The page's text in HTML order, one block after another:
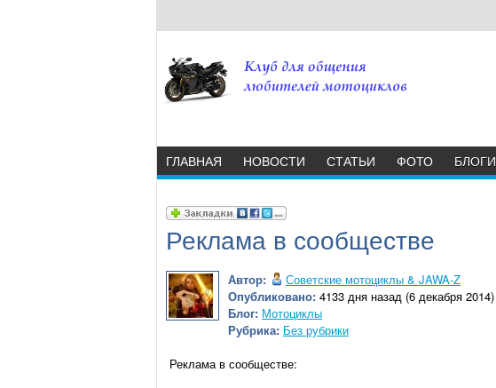
ГЛАВНАЯ НОВОСТИ СТАТЬИ ФОТО БЛОГИ
Реклама в сообществе
Автор:
Советские мотоциклы & JAWA-Z
Опубликовано: 4133 дня назад (6 декабря 2014)
Блог: Мотоциклы
Рубрика: Без рубрики
Реклама в сообществе: